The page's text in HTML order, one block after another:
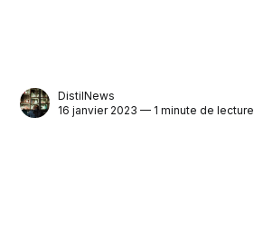
DistilNews
16 janvier 2023 — 1 minute de lecture